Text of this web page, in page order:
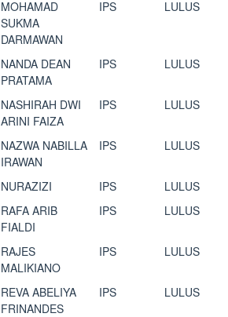
MOHAMAD
SUKMA
DARMAWAN
IPS LULUS
NANDA DEAN
PRATAMA
IPS LULUS
NASHIRAH DWI
ARINI FAIZA
IPS LULUS
NAZWA NABILLA
IRAWAN
IPS LULUS
NURAZIZI IPS
LULUS
RAFA ARIB
FIALDI
IPS LULUS
RAJES
MALIKIANO
IPS LULUS
REVA ABELIYA
FRINANDES
IPS LULUS